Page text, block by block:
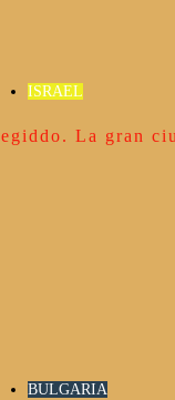
ISRAEL
La gran
BULGARIA